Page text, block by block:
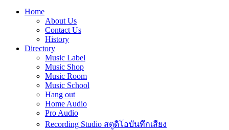
Home
About Us
Contact Us
History
Directory
Music Label
Music Shop
Music Room
Music School
Hang out
Home Audio
Pro Audio
Recording Studio สตูดิโอบันทึกเสียง